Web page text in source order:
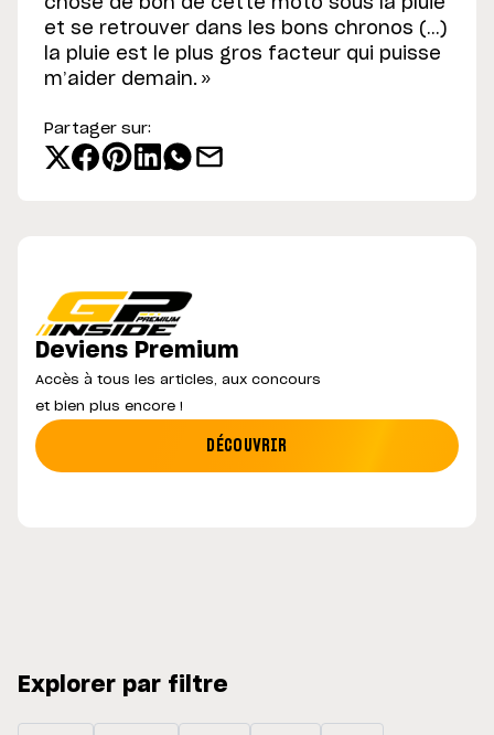
chose de bon de cette moto sous la pluie
et se retrouver dans les bons chronos (…)
la pluie est le plus gros facteur qui puisse
m’aider demain. »
Partager sur:
Deviens Premium
Accès à tous les articles, aux concours
et bien plus encore !
DÉCOUVRIR
Explorer par filtre